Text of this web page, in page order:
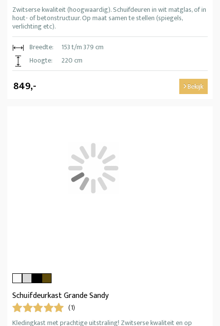
Zwitserse kwaliteit (hoogwaardig). Schuifdeuren in wit matglas, of in
hout- of betonstructuur. Op maat samen te stellen (spiegels,
verlichting etc).
Breedte:
153 t/m 379 cm
Hoogte:
220 cm
849,- Bekijk
Schuifdeurkast Grande Sandy
(1)
Kledingkast met prachtige uitstraling! Zwitserse kwaliteit en op